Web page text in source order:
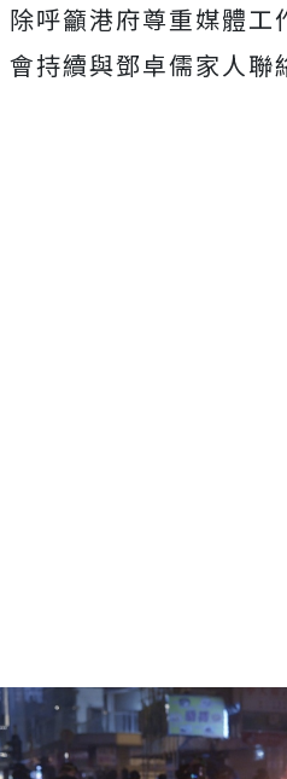
除呼籲港府尊重媒體工
會持續與鄧卓儒家人聯